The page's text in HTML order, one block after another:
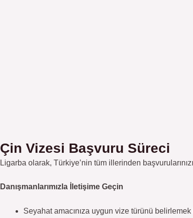
Çin Vizesi Başvuru Süreci
Ligarba olarak, Türkiye’nin tüm illerinden
Danışmanlarımızla İletişime Geçin
Seyahat amacınıza uygun vize türünü